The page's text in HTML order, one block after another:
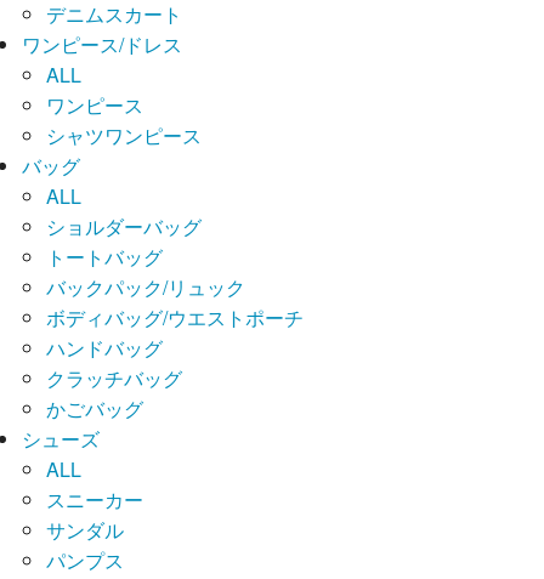
デニムスカート
ワンピース/ドレス
ALL
ワンピース
シャツワンピース
バッグ
ALL
ショルダーバッグ
トートバッグ
バックパック/リュック
ボディバッグ/ウエストポーチ
ハンドバッグ
クラッチバッグ
かごバッグ
シューズ
ALL
スニーカー
サンダル
パンプス